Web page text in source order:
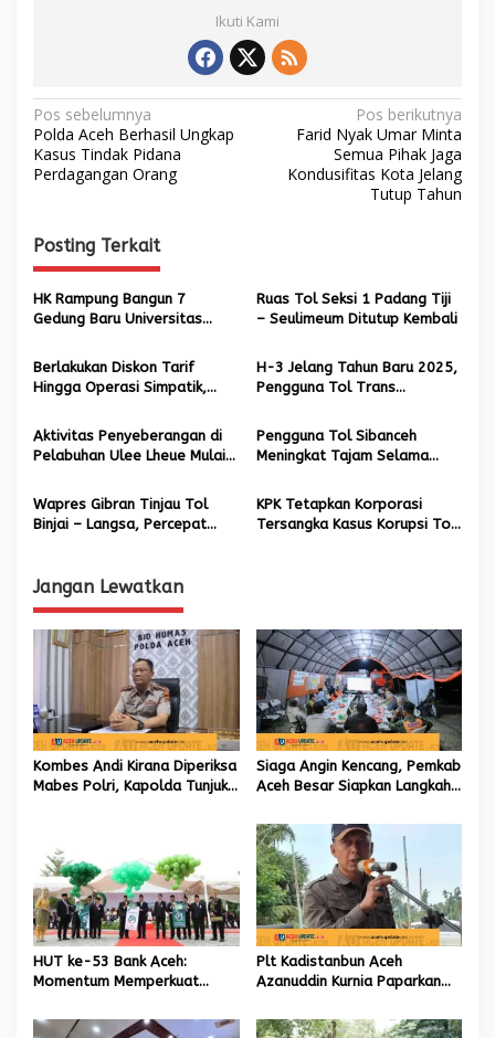
4
/
2
0
Ikuti Kami
N
a
v
g
a
s
p
o
s
Pos sebelumnya
Polda Aceh Berhasil Ungkap
Kasus Tindak Pidana
Perdagangan Orang
Pos berikutnya
Farid Nyak Umar Minta
Semua Pihak Jaga
Kondusifitas Kota Jelang
Tutup Tahun
Posting Terkait
HK Rampung Bangun 7
Gedung Baru Universitas
Miliar
Ruas Tol Seksi 1 Padang Tiji
– Seulimeum Ditutup Kembali
Berlakukan Diskon Tarif
Hingga Operasi Simpatik,
Masyarakat Libur Seru Nataru
Via Trans Sumatera
H-3 Jelang Tahun Baru 2025,
Pengguna Tol Trans
30%
Aktivitas Penyeberangan di
Pelabuhan Ulee Lheue Mulai
Pengguna Tol Sibanceh
Meningkat Tajam Selama
Wapres Gibran Tinjau Tol
Binjai – Langsa, Percepat
KPK Tetapkan Korporasi
Tersangka Kasus Korupsi Tol
Jangan Lewatkan
Kombes Andi Kirana Diperiksa
Mabes Polri, Kapolda Tunjuk
Aceh
Siaga Angin Kencang, Pemkab
Aceh Besar Siapkan Langkah
HUT ke-53 Bank Aceh:
Momentum Memperkuat
Keberkahan Bagi Aceh
Plt Kadistanbun Aceh
Azanuddin Kurnia Paparkan
Sawah Rusak Berat